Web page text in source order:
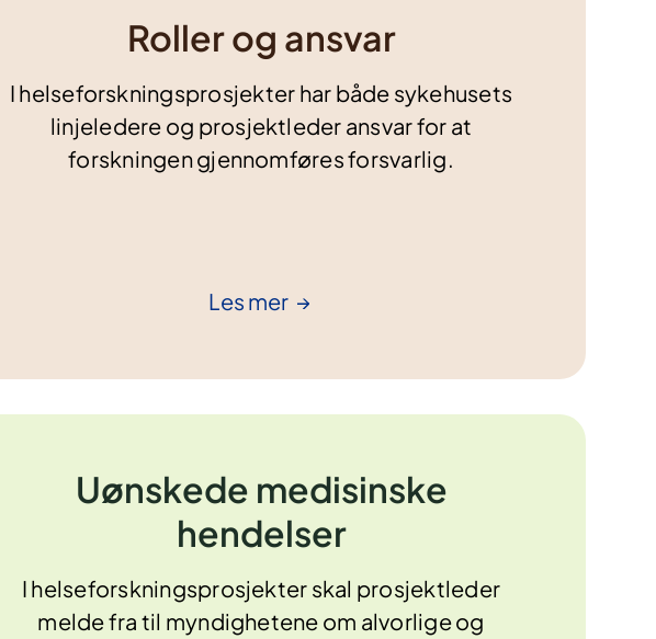
Roller og ansvar
I helseforskningsprosjekter har både sykehusets
linjeledere og prosjektleder ansvar for at
forskningen gjennomføres forsvarlig.
Les mer
Uønskede medisinske
hendelser
I helseforskningsprosjekter skal prosjektleder
melde fra til myndighetene om alvorlige og